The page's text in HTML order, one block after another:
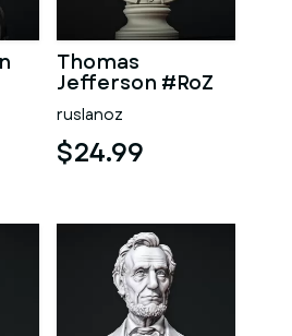
Thomas
Jefferson #RoZ
ruslanoz
$24.99